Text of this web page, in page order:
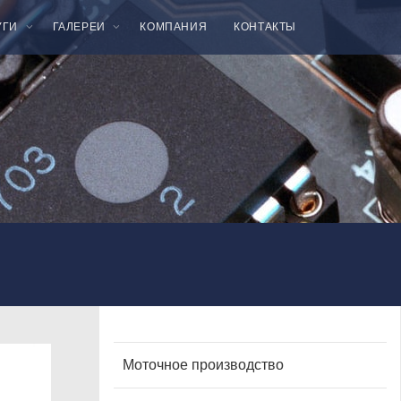
ГАЛЕРЕИ КОМПАНИЯ КОНТАКТЫ
Моточное производство